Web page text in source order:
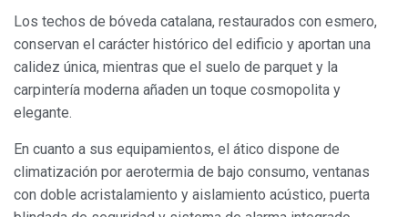
Los techos de bóveda catalana, restaurados con esmero,
conservan el carácter histórico del edificio y aportan una
calidez única, mientras que el suelo de parquet y la
carpintería moderna añaden un toque cosmopolita y
elegante.
En cuanto a sus equipamientos, el ático dispone de
climatización por aerotermia de bajo consumo, ventanas
con doble acristalamiento y aislamiento acústico, puerta
Modificar cookies
Técnicas y funcionales
Este sitio web utiliza Cookies propias para recopilar
información con la finalidad de mejorar nuestros servicios.
Si continua navegando, supone la aceptación de la
instalación de las mismas. El usuario tiene la posibilidad
de configurar su navegador pudiendo, si así lo desea,